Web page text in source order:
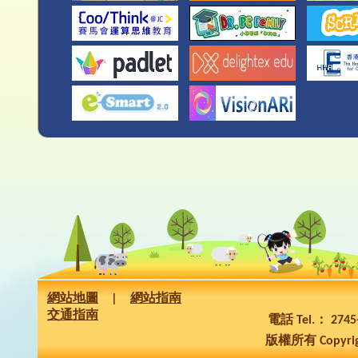
網站地圖
網站指南
交通指南
電話 Tel.：
版權所有